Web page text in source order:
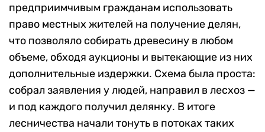
предприимчивым гражданам использовать
право местных жителей на получение делян,
что позволяло собирать древесину в любом
объеме, обходя аукционы и вытекающие из них
дополнительные издержки. Схема была проста:
собрал заявления у людей, направил в лесхоз —
и под каждого получил делянку. В итоге
лесничества начали тонуть в потоках таких